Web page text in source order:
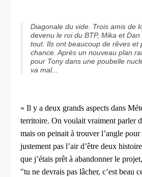
Diagonale du vide. Trois amis de
devenu le roi du BTP, Mika et
tout. Ils ont beaucoup de rêves et
chance. Après un nouveau plan
pour Tony dans une poubelle
va mal...
« Il y a deux grands aspects dans
territoire. On voulait vraiment parler
mais on peinait à trouver l’angle pour
justement pas l’air d’être deux
que j’étais prêt à abandonner le projet,
"tu ne devrais pas lâcher, c’est beau